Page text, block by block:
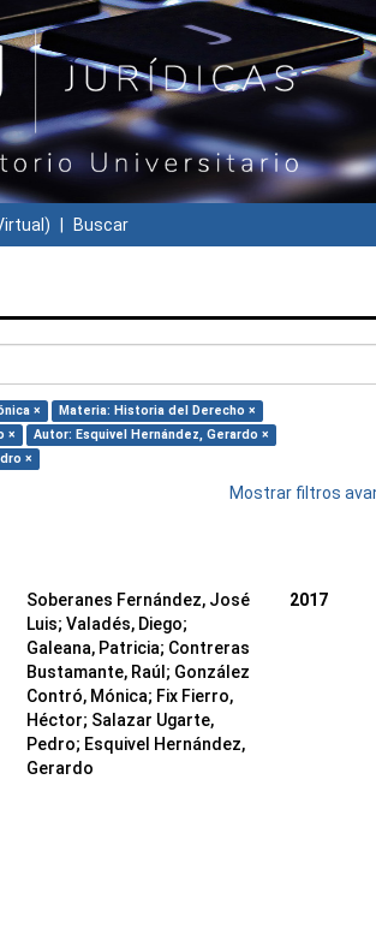
Buscar
×
Materia: Historia del Derecho ×
×
Autor: Esquivel Hernández, Gerardo ×
×
Mostrar filtros
Soberanes Fernández, José
Luis; Valadés, Diego;
Galeana, Patricia; Contreras
Bustamante, Raúl ; González
Contró, Mónica; Fix Fierro,
Héctor; Salazar Ugarte,
Pedro; Esquivel Hernández,
Gerardo
2017